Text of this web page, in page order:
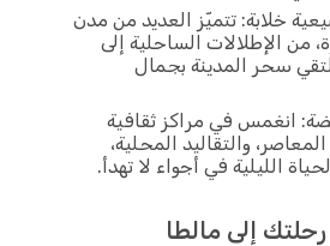
خلابة: تتميّز العديد من مدن
من الإطلالات الساحلية إلى
سحر المدينة بجمال
انغمس في مراكز ثقافية
والتقاليد المحلية،
الليلية في أجواء لا تهدأ.
إلى مالطا